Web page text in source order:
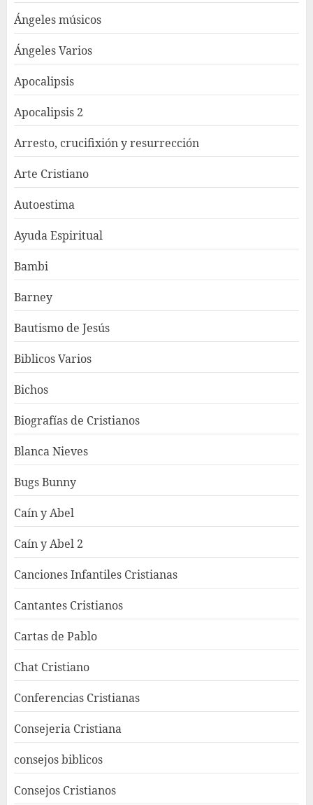
Ángeles músicos
Ángeles Varios
Apocalipsis
Apocalipsis 2
Arresto, crucifixión y resurrección
Arte Cristiano
Autoestima
Ayuda Espiritual
Bambi
Barney
Bautismo de Jesús
Biblicos Varios
Bichos
Biografías de Cristianos
Blanca Nieves
Bugs Bunny
Caín y Abel
Caín y Abel 2
Canciones Infantiles Cristianas
Cantantes Cristianos
Cartas de Pablo
Chat Cristiano
Conferencias Cristianas
Consejeria Cristiana
consejos biblicos
Consejos Cristianos